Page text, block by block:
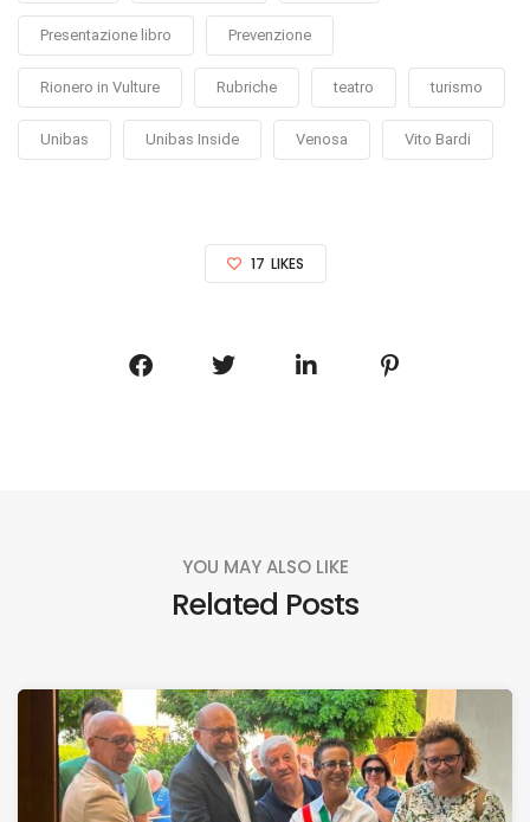
Presentazione libro Prevenzione
Rionero in Vulture Rubriche teatro turismo
Unibas Unibas Inside Venosa Vito Bardi
17 LIKES
YOU MAY ALSO LIKE
Related Posts